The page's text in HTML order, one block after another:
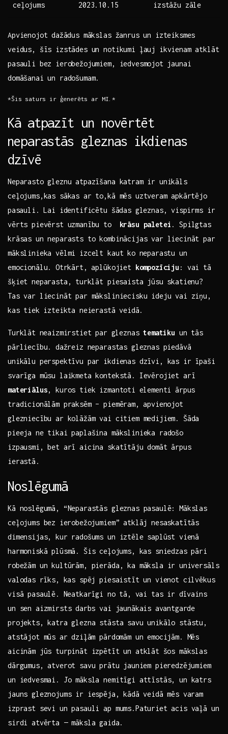
ceļojums
2023.10.15
izstāžu zāle
Apvienojot⁣ dažādus mākslas žanrus‍ un izteiksmes​
veidus, šīs izstādes​ un notikumi ​ļauj ikvienam atklāt
pasauli​ bez ‍ierobežojumiem, iedvesmojot ⁢jaunai
domāšanai un radošumam.
*Šis saturs ir ģenerēts ‍ar MI.*
Kā ⁣atpazīt un‌ novērtēt
⁢neparastās gleznas ⁣ikdienas​
dzīvē
Neparasto gleznu atpazīšana katram ir unikāls⁤
ceļojums,kas sākas ar to,kā mēs uztveram⁤ apkārtējo
⁢pasauli. Lai identificētu ​šādas gleznas, ⁢vispirms ir⁣
vērts pievērst uzmanību to ‍ krāsu paletei . Spilgtas
‌krāsas un neparasts to kombinācijas​ var​ liecināt ⁤par
mākslinieka vēlmi izcelt kaut ko⁣ neparastu un
emocionālu.⁣ Otrkārt, ​aplūkojiet kompozīciju : vai tā
‍šķiet neparasta, ⁤turklāt‍ piesaista jūsu‌ skatienu?
Tas var liecināt​ par māksliniecisku ‍ideju vai‍ ziņu,
kas ‍tiek ⁣izteikta neierastā⁤ veidā.
Turklāt⁢ neaizmirstiet par⁤ gleznastematiku un ⁣tās
pārliecību. ⁢dažreiz neparastas gleznas piedāvā
unikālu perspektīvu par ikdienas dzīvi, kas​ ir‌ īpaši
svarīga ‌mūsu laikmeta kontekstā. Ievērojiet‌ arī
materiālus, kuros tiek‌ izmantoti ⁣elementi ārpus
tradicionālām praksēm – piemēram, ⁤apvienojot
glezniecību ar ​kolāžām vai‍ citiem medijiem. Šāda
pieeja‍ ne tikai‌ paplašina​ mākslinieka radošo
izpausmi, bet arī aicina skatītāju domāt ⁢ārpus
ierastā.
Noslēgumā
Kā noslēgumā, “Neparastās gleznas pasaulē: Mākslas
ceļojums bez ⁢ierobežojumiem” atklāj nesaskatītās
‍dimensijas, kur radošums un iztēle⁣ saplūst vienā
harmoniskā plūsmā. Šis⁤ ceļojums, kas sniedzas pāri
robežām un kultūrām, pierāda, ka māksla ir⁤ universāls
‍valodas ⁢rīks, kas ​spēj piesaistīt un vienot​ cilvēkus
‍visā pasaulē.⁢ Neatkarīgi‍ no tā, ⁣vai tas ir ⁤dīvains
un sen aizmirsts⁤ darbs vai​ jaunākais⁣ avantgarde
projekts, katra glezna stāsta savu unikālo stāstu,
atstājot mūs ⁢ar dziļām pārdomām un emocijām. Mēs
aicinām jūs turpināt izpētīt un atklāt⁤ šos​ mākslas
dārgumus, atverot savu prātu ⁢jauniem pieredzējumiem
un iedvesmai. ‍Jo māksla nemitīgi attīstās, un ‍katrs
jauns gleznojums ir iespēja, ⁢kādā veidā mēs varam
izprast sevi un pasauli ap mums.Paturiet acis vaļā ⁢un
sirdi atvērta — māksla ⁤gaida.